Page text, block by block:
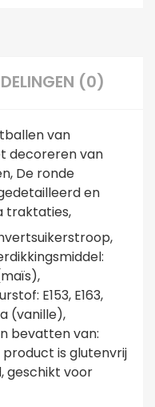
(0)
van
decoreren van
De ronde
en
traktaties,
E153, E163,
(vanille),
bevatten van:
is glutenvrij
geschikt voor